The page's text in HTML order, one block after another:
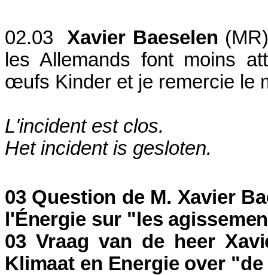
02.03 Xavier Baeselen
les Allemands font moins
œufs Kinder et je remercie le
L'incident est clos.
Het incident is gesloten.
03 Question de M. Xavier
l'Énergie sur "les
03 Vraag van de heer
Klimaat en Energie over